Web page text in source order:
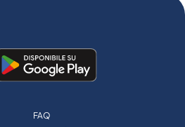
FAQ